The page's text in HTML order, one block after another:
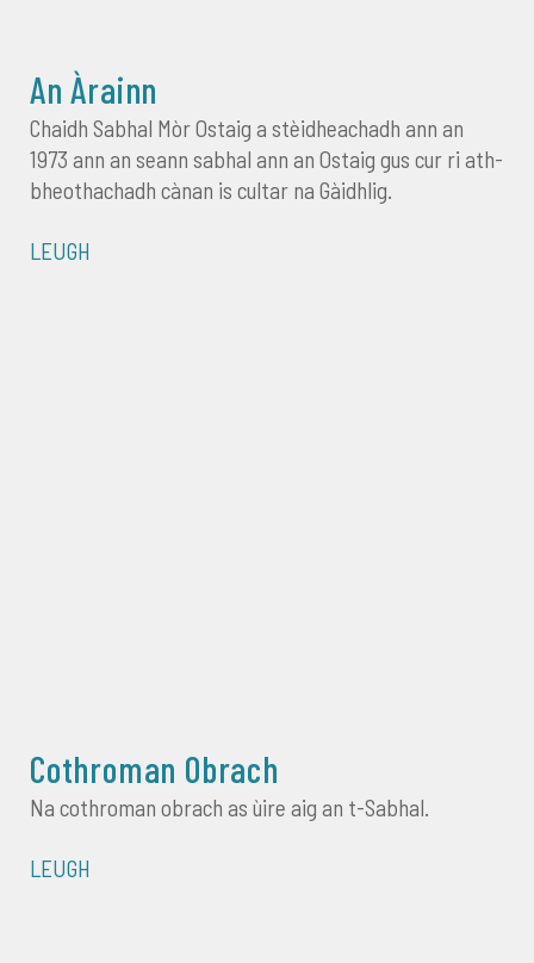
An Àrainn
Chaidh Sabhal Mòr Ostaig a stèidheachadh ann an
1973 ann an seann sabhal ann an Ostaig gus cur ri ath-
bheothachadh cànan is cultar na Gàidhlig.
LEUGH
Cothroman Obrach
Na cothroman obrach as ùire aig an t-Sabhal.
LEUGH